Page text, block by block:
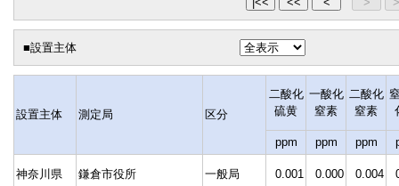
■設置主体
設置主体 測定局 区分
二酸化
硫黄
一酸化
窒素
二酸化
窒素
ppm ppm ppm
神奈川県 鎌倉市役所 一般局 0.001 0.000 0.004